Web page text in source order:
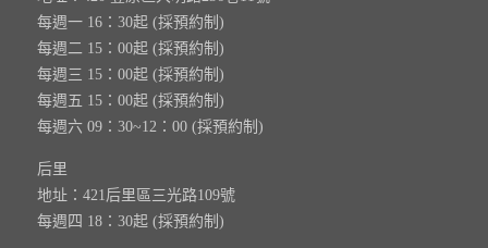
每週一 16：30起 (採預約制)
每週二 15：00起 (採預約制)
每週三 15：00起 (採預約制)
每週五 15：00起 (採預約制)
每週六 09：30~12：00 (採預約制)
后里
地址：421后里區三光路109號
每週四 18：30起 (採預約制)